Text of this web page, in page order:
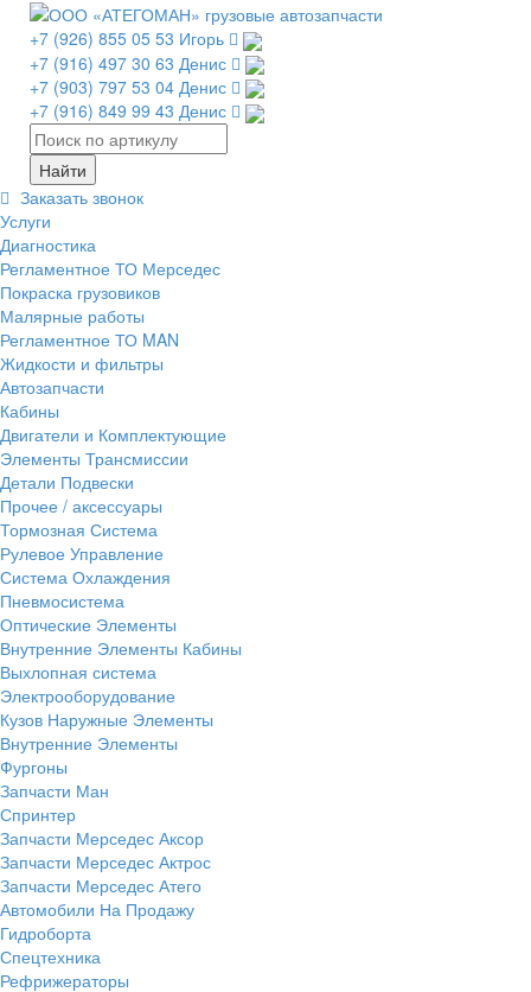
+7 (926) 855 05 53 Игорь
+7 (916) 497 30 63 Денис
+7 (903) 797 53 04 Денис
+7 (916) 849 99 43 Денис
Заказать звонок
Услуги
Диагностика
Регламентное ТО Мерседес
Покраска грузовиков
Малярные работы
Регламентное ТО MAN
Жидкости и фильтры
Автозапчасти
Кабины
Двигатели и Комплектующие
Элементы Трансмиссии
Детали Подвески
Прочее / аксессуары
Тормозная Система
Рулевое Управление
Система Охлаждения
Пневмосистема
Оптические Элементы
Внутренние Элементы Кабины
Выхлопная система
Электрооборудование
Кузов Наружные Элементы
Внутренние Элементы
Фургоны
Запчасти Ман
Спринтер
Запчасти Мерседес Аксор
Запчасти Мерседес Актрос
Запчасти Мерседес Атего
Автомобили На Продажу
Гидроборта
Спецтехника
Рефрижераторы